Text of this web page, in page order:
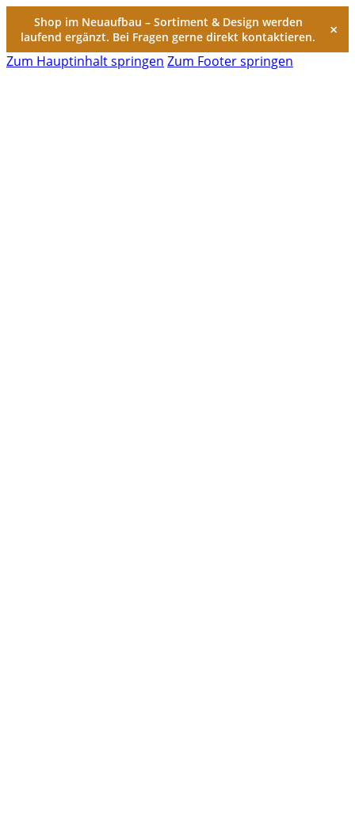
Shop im Neuaufbau – Sortiment & Design werden
laufend ergänzt. Bei Fragen gerne direkt kontaktieren.
×
Zum Hauptinhalt springen Zum Footer springen